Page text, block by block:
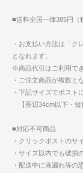
■送料全国一律385円（
・お支払い方法は「ク
となれます。
※商品代引はご利用で
・ご注文商品が複数と
・下記サイズでポスト
【長辺34cm以下・短
■対応不可商品
・クリックポストのサ
・サイズ以内でも破損
・配送中に液漏れ等の